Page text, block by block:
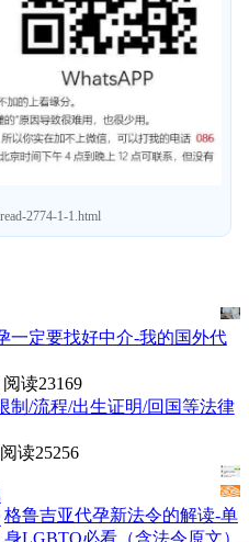
2774-1-1.html
一定要找好中介-我的国外代
阅读23169
制/流程/出生证明/回国等法律
阅读25256
格鲁吉亚代孕新法令的解读-单
身LGBTQ必看（含法令原文）